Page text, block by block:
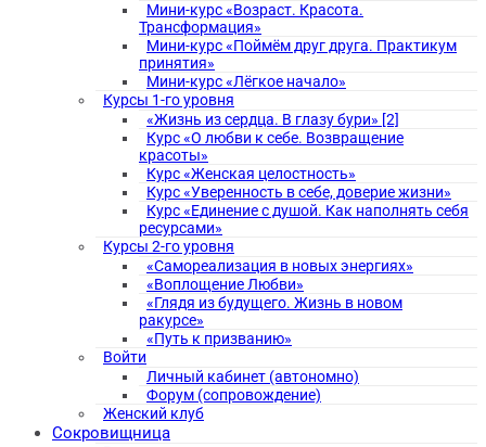
Мини-курс «Возраст. Красота.
Трансформация»
Мини-курс «Поймём друг друга. Практикум
принятия»
Мини-курс «Лёгкое начало»
Курсы 1-го уровня
«Жизнь из сердца. В глазу бури» [2]
Курс «О любви к себе. Возвращение
красоты»
Курс «Женская целостность»
Курс «Уверенность в себе, доверие жизни»
Курс «Единение с душой. Как наполнять себя
ресурсами»
Курсы 2-го уровня
«Самореализация в новых энергиях»
«Воплощение Любви»
«Глядя из будущего. Жизнь в новом
ракурсе»
«Путь к призванию»
Войти
Личный кабинет (автономно)
Форум (сопровождение)
Женский клуб
Сокровищница